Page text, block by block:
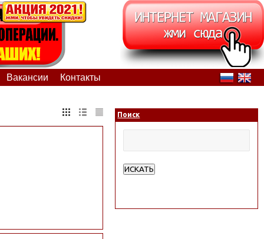
Вакансии Контакты
Поиск
ИСКАТЬ